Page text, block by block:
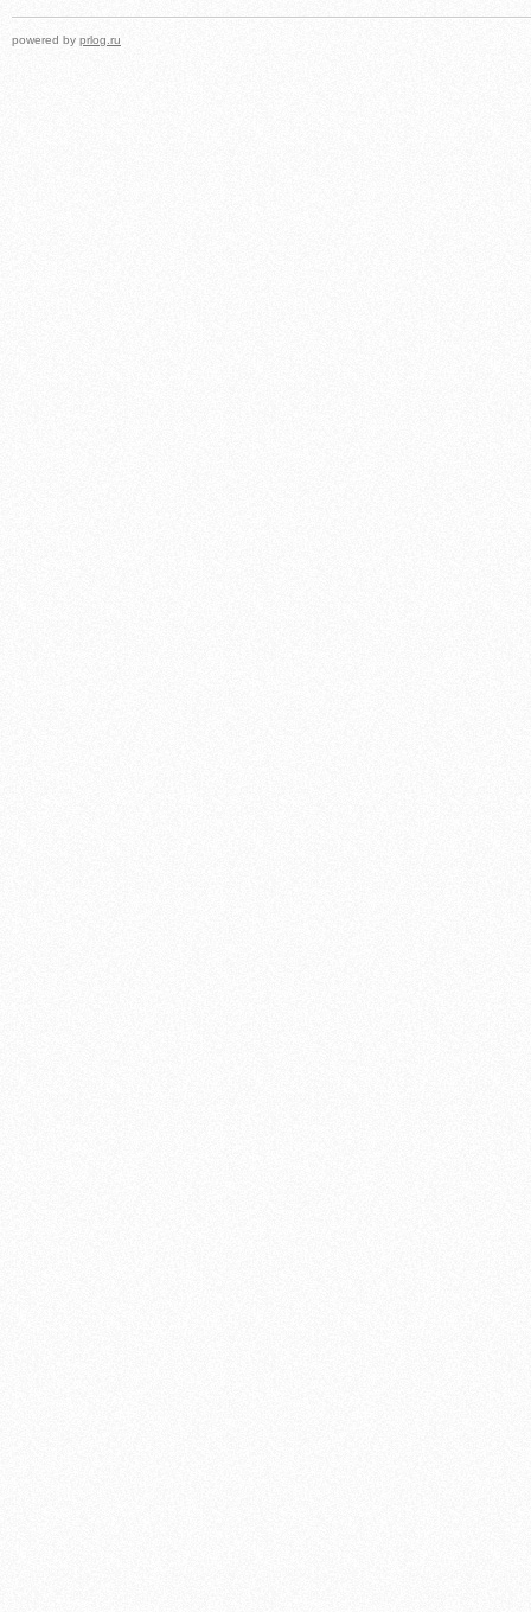
powered by prlog.ru